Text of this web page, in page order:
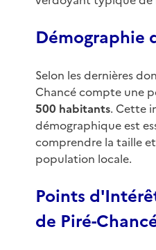
Démographie
Selon les dernières
Chancé compte une
500 habitants. Cette
démographique est
comprendre la taille
population locale.
Points
de Piré-